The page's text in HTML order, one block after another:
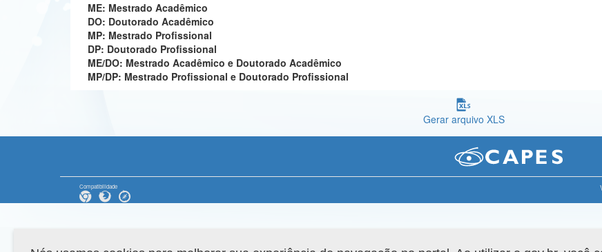
ME: Mestrado Acadêmico
DO: Doutorado Acadêmico
MP: Mestrado Profissional
DP: Doutorado Profissional
ME/DO: Mestrado Acadêmico e Doutorado Acadêmico
MP/DP: Mestrado Profissional e Doutorado Profissional
Gerar arquivo XLS
Compatibilidade